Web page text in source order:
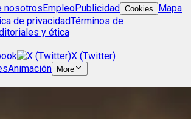
nosotrosEmpleoPublicidad Cookies
Mapa
de privacidadTérminos de
y ética
X (Twitter)
Animación More